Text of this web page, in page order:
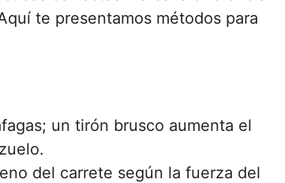
te presentamos métodos para
un tirón brusco aumenta el
del carrete según la fuerza del